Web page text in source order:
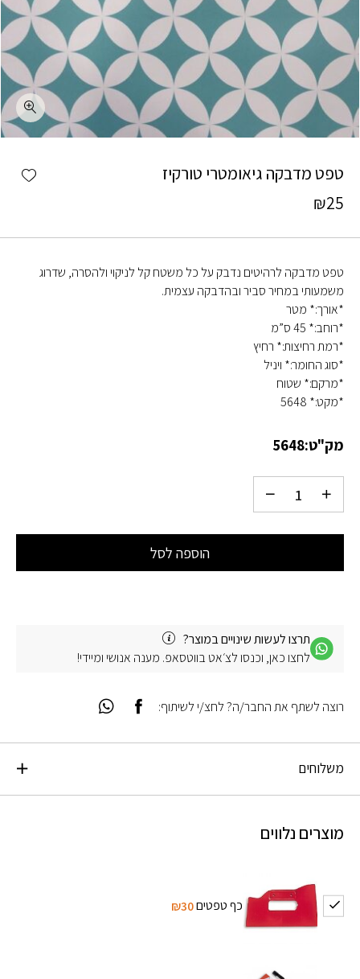
טפט מדבקה גיאומטרי טורקיז
₪25
טפט מדבקה לרהיטים נדבק על כל משטח קל לניקוי ולהסרה, שדרוג
משמעותי במחיר סביר ובהדבקה עצמית.
*אורך:* מטר
*רוחב:* 45 ס”מ
*רמת רחיצות:* רחיץ
*סוג החומר:* ויניל
*מרקם:* שטוח
*מקט:* 5648
מק"ט:5648
הוספה לסל
תרצו לעשות שינויים במוצר?
לחצו כאן, וכנסו לצ׳אט בווטסאפ. מענה אנושי ומיידי!
משלוחים
מוצרים נלווים
כף טפטים₪30
רוצה לשתף את החבר/ה? לחצ/י לשיתוף: